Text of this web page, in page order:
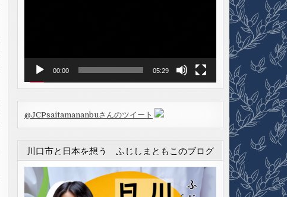
00:00 05:29
@JCPsaitamananbuさんのツイート
川口市と日本を想う ふじしまともこのブログ